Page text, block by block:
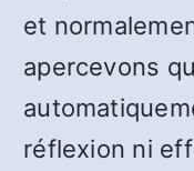
et
apercevons
réflexion ni